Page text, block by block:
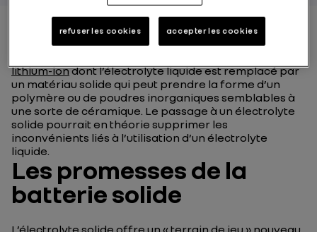
lithium-iondont l’électrolyte liquide est remplacé par
un matériau solide qui peut prendre la forme d’un
polymère ou de poudres inorganiques semblables à
une sorte de céramique. Le passage à un électrolyte
solide pourrait en théorie supprimer les
inconvénients liés à l’utilisation d’un électrolyte
liquide.
Les promesses de la
batterie solide
L’électrolyte solide offre un « terrain de jeu » nouveau
refuser les cookies accepter les cookies